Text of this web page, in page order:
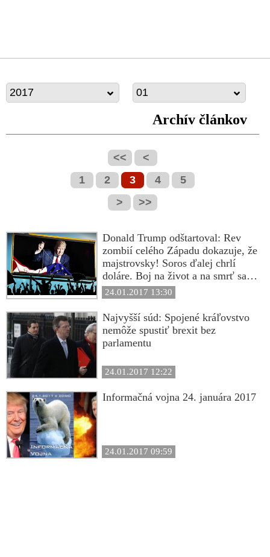
2017 01
Archív článkov
<<
<
1
2 3 4
5
>
>>
Donald Trump odštartoval: Rev
zombií celého Západu dokazuje, že
majstrovsky! Soros ďalej chrlí
doláre. Boj na život a na smrť sa
práve začal
24.01.2017 13:30
Najvyšší súd: Spojené kráľovstvo
nemôže spustiť brexit bez
parlamentu
24.01.2017 12:22
Informačná vojna 24. januára 2017
24.01.2017 09:59